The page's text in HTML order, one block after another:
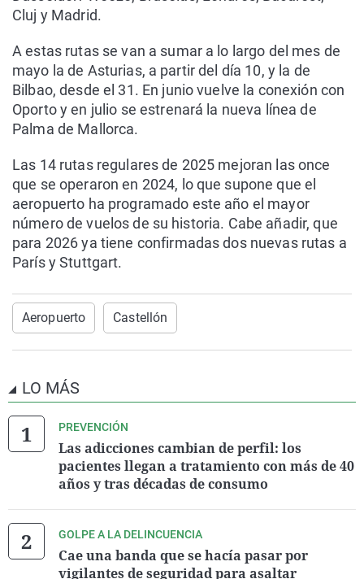
Cluj y Madrid.
A estas rutas se van a sumar a lo largo del mes de
mayo la de Asturias, a partir del día 10, y la de
Bilbao, desde el 31. En junio vuelve la conexión con
Oporto y en julio se estrenará la nueva línea de
Palma de Mallorca.
Las 14 rutas regulares de 2025 mejoran las once
que se operaron en 2024, lo que supone que el
aeropuerto ha programado este año el mayor
número de vuelos de su historia. Cabe añadir, que
para 2026 ya tiene confirmadas dos nuevas rutas a
París y Stuttgart.
Aeropuerto Castellón
LO MÁS
PREVENCIÓN
Las adicciones cambian de perfil: los
pacientes llegan a tratamiento con más de 40
años y tras décadas de consumo
GOLPE A LA DELINCUENCIA
Cae una banda que se hacía pasar por
vigilantes de seguridad para asaltar